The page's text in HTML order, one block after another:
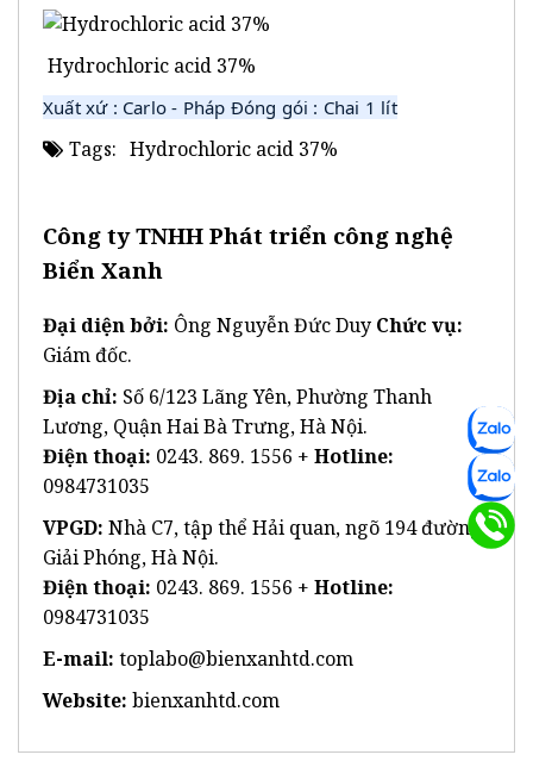
Hydrochloric acid 37%
Xuất xứ : Carlo - Pháp Đóng gói : Chai 1 lít
Tags: Hydrochloric acid 37%
Công ty TNHH Phát triển công nghệ
Biển Xanh
Đại diện bởi: Ông Nguyễn Đức Duy Chức vụ:
Giám đốc.
Địa chỉ: Số 6/123 Lãng Yên, Phường Thanh
Lương, Quận Hai Bà Trưng, Hà Nội.
Điện thoại: 0243. 869. 1556 + Hotline:
0984731035
VPGD: Nhà C7, tập thể Hải quan, ngõ 194 đường
Giải Phóng, Hà Nội.
Điện thoại: 0243. 869. 1556 + Hotline:
0984731035
E-mail: toplabo@bienxanhtd.com
Website: bienxanhtd.com